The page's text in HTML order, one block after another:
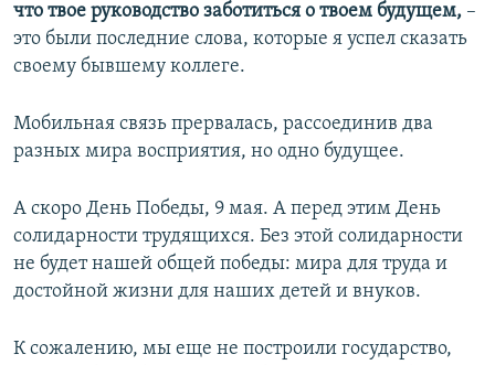
что твое руководство заботиться о твоем будущем, –
это были последние слова, которые я успел сказать
своему бывшему коллеге.
Мобильная связь прервалась, рассоединив два
разных мира восприятия, но одно будущее.
А скоро День Победы, 9 мая. А перед этим День
солидарности трудящихся. Без этой солидарности
не будет нашей общей победы: мира для труда и
достойной жизни для наших детей и внуков.
К сожалению, мы еще не построили государство,